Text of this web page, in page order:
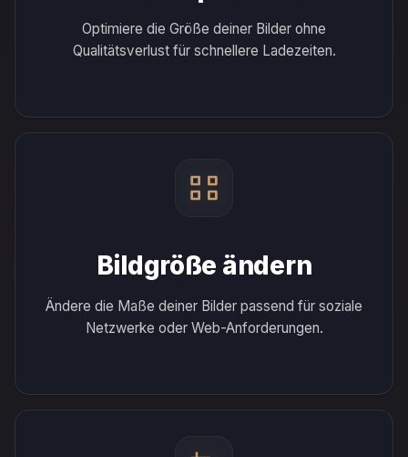
Optimiere die Größe deiner Bilder ohne
Qualitätsverlust für schnellere Ladezeiten.
Bildgröße ändern
Ändere die Maße deiner Bilder passend für soziale
Netzwerke oder Web-Anforderungen.